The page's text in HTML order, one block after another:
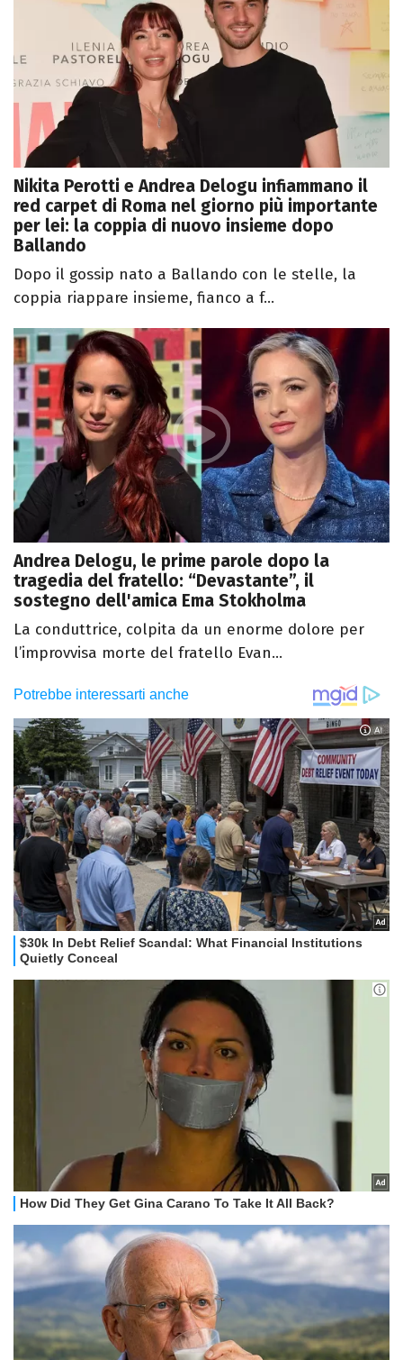
Nikita Perotti e Andrea Delogu infiammano il
red carpet di Roma nel giorno più importante
per lei: la coppia di nuovo insieme dopo
Ballando
Dopo il gossip nato a Ballando con le stelle, la
coppia riappare insieme, fianco a f...
Andrea Delogu, le prime parole dopo la
tragedia del fratello: “Devastante”, il
sostegno dell'amica Ema Stokholma
La conduttrice, colpita da un enorme dolore per
l’improvvisa morte del fratello Evan...